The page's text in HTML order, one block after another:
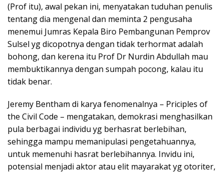
(Prof itu), awal pekan ini, menyatakan tuduhan penulis
tentang dia mengenal dan meminta 2 pengusaha
menemui Jumras Kepala Biro Pembangunan Pemprov
Sulsel yg dicopotnya dengan tidak terhormat adalah
bohong, dan kerena itu Prof Dr Nurdin Abdullah mau
membuktikannya dengan sumpah pocong, kalau itu
tidak benar.
Jeremy Bentham di karya fenomenalnya – Priciples of
the Civil Code – mengatakan, demokrasi menghasilkan
pula berbagai individu yg berhasrat berlebihan,
sehingga mampu memanipulasi pengetahuannya,
untuk memenuhi hasrat berlebihannya. Invidu ini,
potensial menjadi aktor atau elit mayarakat yg otoriter,